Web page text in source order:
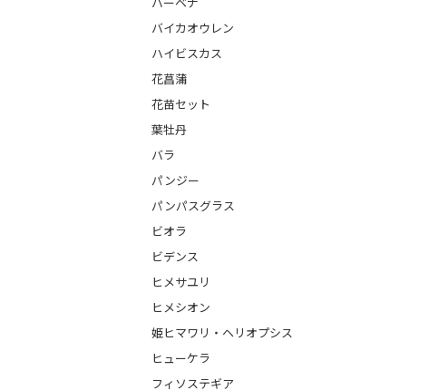
バイカオウレン
ハイビスカス
花菖蒲
花苗セット
葉牡丹
バラ
パンジー
パンパスグラス
ビオラ
ビデンス
ヒメサユリ
ヒメシオン
姫ヒマワリ・ヘリオプシス
ヒューケラ
フィソステギア